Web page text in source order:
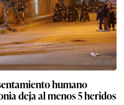
humano
deja al menos 5 heridos